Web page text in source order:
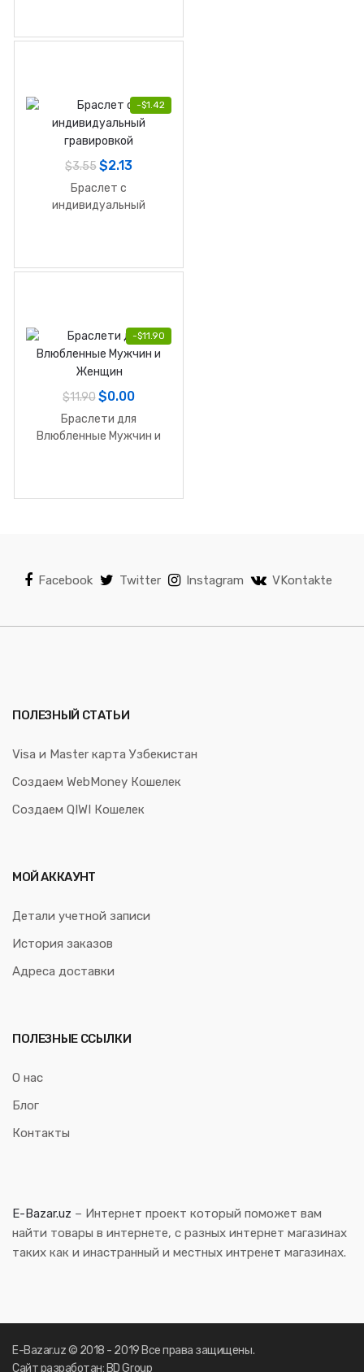
-$1.42
$3.55 $2.13
Браслет с
индивидуальный
-$11.90
$11.90 $0.00
Браслети для
Влюбленные Мужчин и
Facebook Twitter Instagram VKontakte
ПОЛЕЗНЫЙ СТАТЬИ
Visa и Master карта Узбекистан
Создаем WebMoney Кошелек
Создаем QIWI Кошелек
МОЙ АККАУНТ
Детали учетной записи
История заказов
Адреса доставки
ПОЛЕЗНЫЕ ССЫЛКИ
О нас
Блог
Контакты
E-Bazar.uz – Интернет проект который поможет вам
найти товары в интернете, с разных интернет магазинах
таких как и инастранный и местных интренет магазинах.
E-Bazar.uz © 2018 - 2019 Все права защищены.
Сайт разработан: BD Group